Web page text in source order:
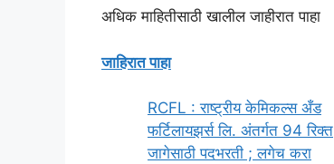
अधिक माहितीसाठी खालील जाहीरात पाहा
जाहिरात पाहा
RCFL : राष्ट्रीय केमिकल्स अँड
फर्टिलायझर्स लि. अंतर्गत 94 रिक्त
जागेसाठी पदभरती ; लगेच करा